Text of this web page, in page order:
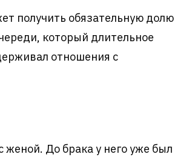
получить обязательную долю
который длительное
отношения с
До брака у него уже был